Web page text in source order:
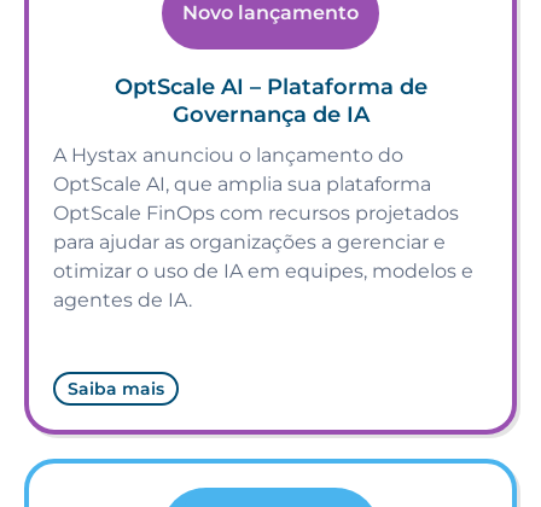
Novo lançamento
OptScale AI – Plataforma de
Governança de IA
A Hystax anunciou o lançamento do
OptScale AI, que amplia sua plataforma
OptScale FinOps com recursos projetados
para ajudar as organizações a gerenciar e
otimizar o uso de IA em equipes, modelos e
agentes de IA.
Saiba mais